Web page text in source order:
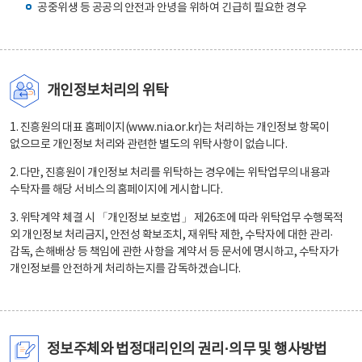
공중위생 등 공공의 안전과 안녕을 위하여 긴급히 필요한 경우
개인정보처리의 위탁
1. 진흥원의 대표 홈페이지(www.nia.or.kr)는 처리하는 개인정보 항목이
없으므로 개인정보 처리와 관련한 별도의 위탁사항이 없습니다.
2. 다만, 진흥원이 개인정보 처리를 위탁하는 경우에는 위탁업무의 내용과
수탁자를 해당 서비스의 홈페이지에 게시합니다.
3. 위탁계약 체결 시 「개인정보 보호법」 제26조에 따라 위탁업무 수행목적
외 개인정보 처리금지, 안전성 확보조치, 재위탁 제한, 수탁자에 대한 관리·
감독, 손해배상 등 책임에 관한 사항을 계약서 등 문서에 명시하고, 수탁자가
개인정보를 안전하게 처리하는지를 감독하겠습니다.
정보주체와 법정대리인의 권리·의무 및 행사방법